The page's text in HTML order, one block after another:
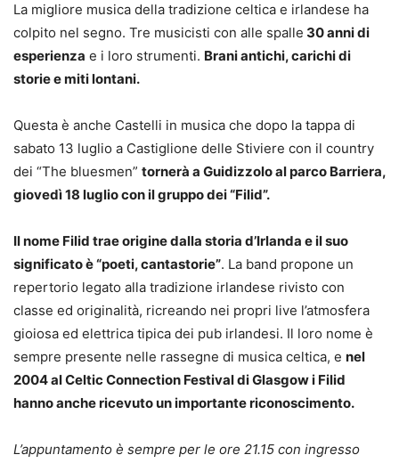
La migliore musica della tradizione celtica e irlandese ha
colpito nel segno. Tre musicisti con alle spalle 30 anni di
esperienza e i loro strumenti. Brani antichi, carichi di
storie e miti lontani.
Questa è anche Castelli in musica che dopo la tappa di
sabato 13 luglio a Castiglione delle Stiviere con il country
dei “The bluesmen” tornerà a Guidizzolo al parco Barriera,
giovedì 18 luglio con il gruppo dei “Filid”.
Il nome Filid trae origine dalla storia d’Irlanda e il suo
significato è “poeti, cantastorie”. La band propone un
repertorio legato alla tradizione irlandese rivisto con
classe ed originalità, ricreando nei propri live l’atmosfera
gioiosa ed elettrica tipica dei pub irlandesi. Il loro nome è
sempre presente nelle rassegne di musica celtica, e nel
2004 al Celtic Connection Festival di Glasgow i Filid
hanno anche ricevuto un importante riconoscimento.
L’appuntamento è sempre per le ore 21.15 con ingresso